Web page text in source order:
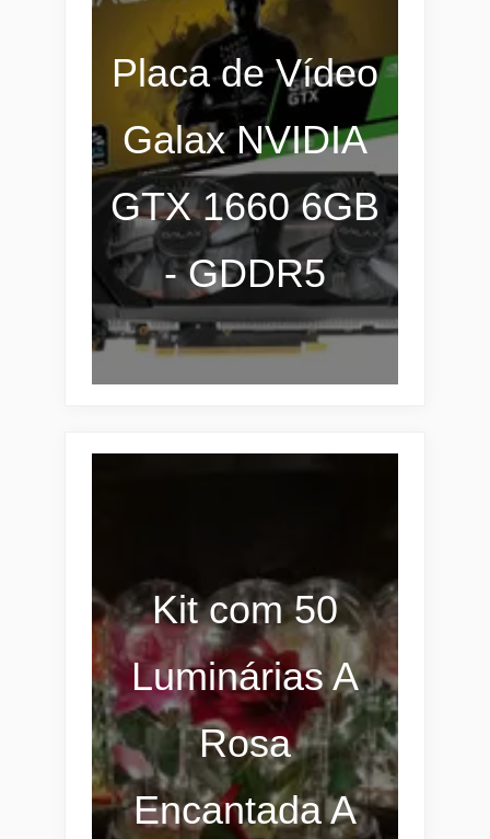
Placa de Vídeo
Galax NVIDIA
GTX 1660 6GB
- GDDR5
Kit com 50
Luminárias A
Rosa
Encantada A